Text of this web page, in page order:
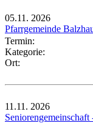
05.11. 2026
Pfarrgemeinde
Termin:
Kategorie:
Ort:
11.11. 2026